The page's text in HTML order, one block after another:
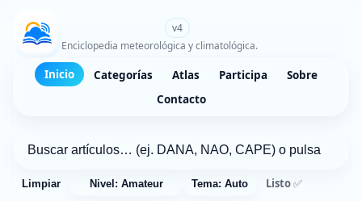
v4
Enciclopedia meteorológica y climatológica.
Inicio Categorías Atlas Participa
Sobre
Contacto
Limpiar Nivel: Amateur Tema: Auto Listo ✅